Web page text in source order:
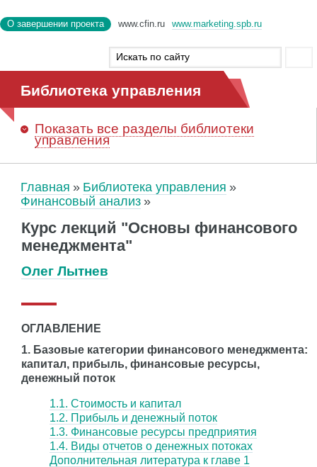
О завершении проекта www.cfin.ru www.marketing.spb.ru
Библиотека управления
Показать все разделы библиотеки
управления
Главная
Библиотека управления
Финансовый анализ
Курс лекций "Основы финансового
менеджмента"
Олег Лытнев
ОГЛАВЛЕНИЕ
1. Базовые категории финансового менеджмента:
капитал, прибыль, финансовые ресурсы,
денежный поток
1.1. Стоимость и капитал
1.2. Прибыль и денежный поток
1.3. Финансовые ресурсы предприятия
1.4. Виды отчетов о денежных потоках
Дополнительная литература к главе 1